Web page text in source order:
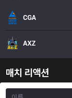
CGA
AXZ
매치 리액션